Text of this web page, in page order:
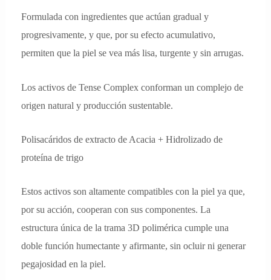
Formulada con ingredientes que actúan gradual y
progresivamente, y que, por su efecto acumulativo,
permiten que la piel se vea más lisa, turgente y sin arrugas.
Los activos de Tense Complex conforman un complejo de
origen natural y producción sustentable.
Polisacáridos de extracto de Acacia + Hidrolizado de
proteína de trigo
Estos activos son altamente compatibles con la piel ya que,
por su acción, cooperan con sus componentes. La
estructura única de la trama 3D polimérica cumple una
doble función humectante y afirmante, sin ocluir ni generar
pegajosidad en la piel.